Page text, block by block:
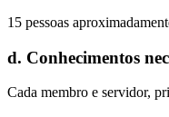
15 pessoas
d. Conhecimentos
Cada membro e servidor,